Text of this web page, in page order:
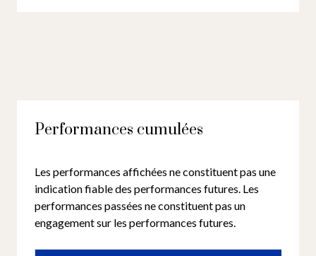
Performances cumulées
Les performances affichées ne constituent pas une
indication fiable des performances futures. Les
performances passées ne constituent pas un
engagement sur les performances futures.